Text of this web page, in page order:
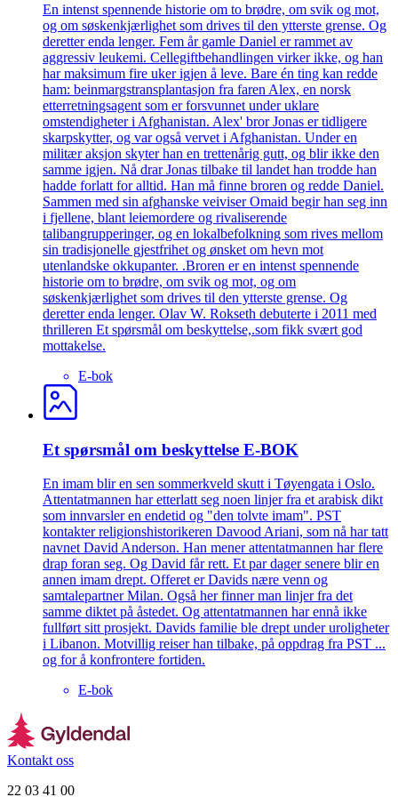
En intenst spennende historie om to brødre, om svik og mot,
og om søskenkjærlighet som drives til den ytterste grense. Og
deretter enda lenger. Fem år gamle Daniel er rammet av
aggressiv leukemi. Cellegiftbehandlingen virker ikke, og han
har maksimum fire uker igjen å leve. Bare én ting kan redde
ham: beinmargstransplantasjon fra faren Alex, en norsk
etterretningsagent som er forsvunnet under uklare
omstendigheter i Afghanistan. Alex' bror Jonas er tidligere
skarpskytter, og var også vervet i Afghanistan. Under en
militær aksjon skyter han en trettenårig gutt, og blir ikke den
samme igjen. Nå drar Jonas tilbake til landet han trodde han
hadde forlatt for alltid. Han må finne broren og redde Daniel.
Sammen med sin afghanske veiviser Omaid begir han seg inn
i fjellene, blant leiemordere og rivaliserende
talibangrupperinger, og en lokalbefolkning som rives mellom
sin tradisjonelle gjestfrihet og ønsket om hevn mot
utenlandske okkupanter. .Broren er en intenst spennende
historie om to brødre, om svik og mot, og om
søskenkjærlighet som drives til den ytterste grense. Og
deretter enda lenger. Olav W. Rokseth debuterte i 2011 med
thrilleren Et spørsmål om beskyttelse,.som fikk svært god
mottakelse.
E-bok
Et spørsmål om beskyttelse E-BOK
En imam blir en sen sommerkveld skutt i Tøyengata i Oslo.
Attentatmannen har etterlatt seg noen linjer fra et arabisk dikt
som innvarsler en endetid og "den tolvte imam". PST
kontakter religionshistorikeren Davood Ariani, som nå har tatt
navnet David Anderson. Han mener attentatmannen har flere
drap foran seg. Og David får rett. Et par dager senere blir en
annen imam drept. Offeret er Davids nære venn og
samtalepartner Milan. Også her finner man linjer fra det
samme diktet på åstedet. Og attentatmannen har ennå ikke
fullført sitt prosjekt. Davids familie ble drept under uroligheter
i Libanon. Motvillig reiser han tilbake, på oppdrag fra PST ...
og for å konfrontere fortiden.
E-bok
Kontakt oss
22 03 41 00